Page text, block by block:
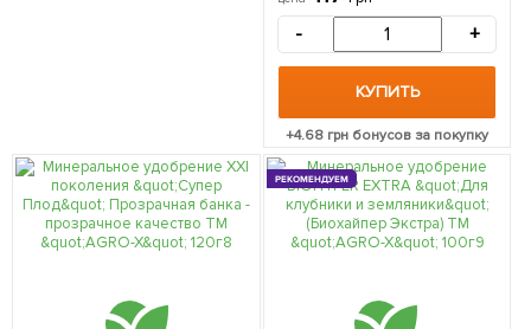
кустарников" (Плант
билдер) ТМ "AGRO-X" 80г
- +
КУПИТЬ
+4.68грн бонусов за покупку
РЕКОМЕНДУЕМ